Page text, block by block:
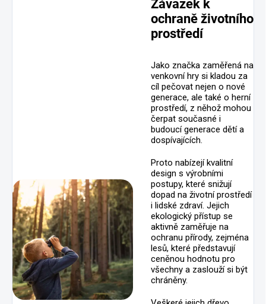
Závazek k
ochraně životního
prostředí
Jako značka zaměřená na
venkovní hry si kladou za
cíl pečovat nejen o nové
generace, ale také o herní
prostředí, z něhož mohou
čerpat současné i
budoucí generace dětí a
dospívajících.
Proto nabízejí kvalitní
design s výrobními
postupy, které snižují
dopad na životní prostředí
i lidské zdraví. Jejich
ekologický přístup se
aktivně zaměřuje na
ochranu přírody, zejména
lesů, které představují
ceněnou hodnotu pro
všechny a zaslouží si být
chráněny.